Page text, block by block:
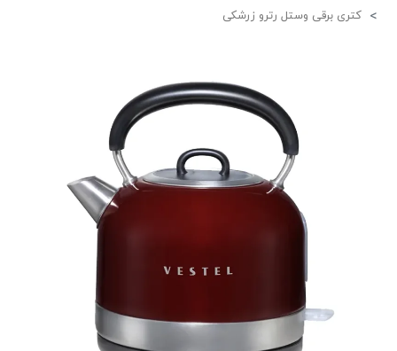
کتری برقی وستل رترو زرشکی